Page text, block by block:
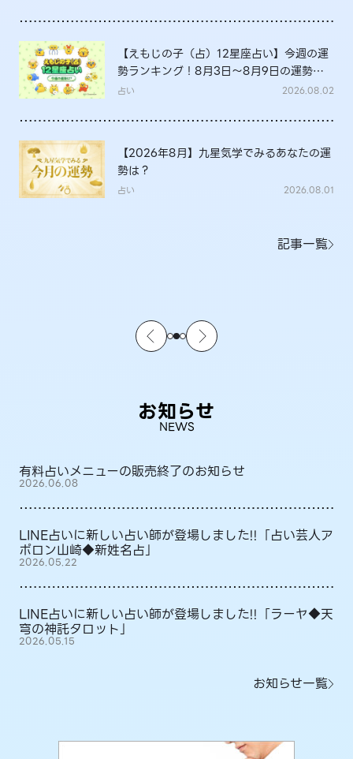
【えもじの子（占）12星座占い】今週の運
勢ランキング！8月3日～8月9日の運勢
は？
占い 2026.08.02
【2026年8月】九星気学でみるあなたの運
勢は？
占い 2026.08.01
記事一覧
お知らせ
NEWS
有料占いメニューの販売終了のお知らせ
2026.06.08
LINE占いに新しい占い師が登場しました!!「占い芸人ア
ポロン山崎◆新姓名占」
2026.05.22
LINE占いに新しい占い師が登場しました!!「ラーヤ◆天
穹の神託タロット」
2026.05.15
お知らせ一覧